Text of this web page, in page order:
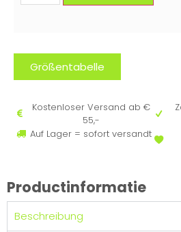
Größentabelle
Kostenloser Versand ab €
55,-
Auf Lager = sofort versandt
Productinformatie
Beschreibung